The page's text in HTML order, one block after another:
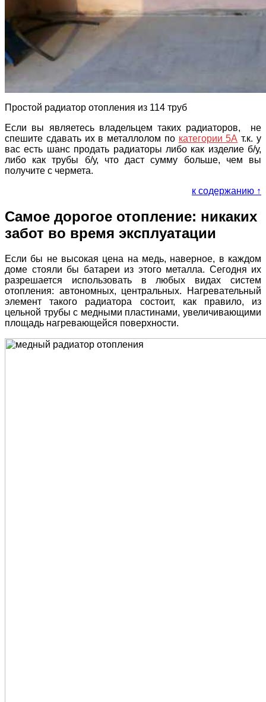
Простой радиатор отопления из 114 труб
Если вы являетесь владельцем таких радиаторов, не
спешите сдавать их в металлолом по категории 5А т.к. у
вас есть шанс продать радиаторы либо как изделие б/у,
либо как трубы б/у, что даст сумму больше, чем вы
получите с чермета.
к содержанию ↑
Самое дорогое отопление: никаких
забот во время эксплуатации
Если бы не высокая цена на медь, наверное, в каждом
доме стояли бы батареи из этого металла. Сегодня их
разрешается использовать в любых видах систем
отопления: автономных, центральных. Нагревательный
элемент такого радиатора состоит, как правило, из
цельной трубы с медными пластинами, увеличивающими
площадь нагревающейся поверхности.